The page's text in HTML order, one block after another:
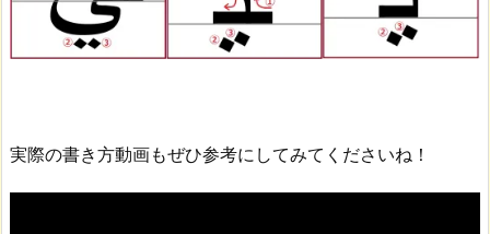
実際の書き方動画もぜひ参考にしてみてくださいね！